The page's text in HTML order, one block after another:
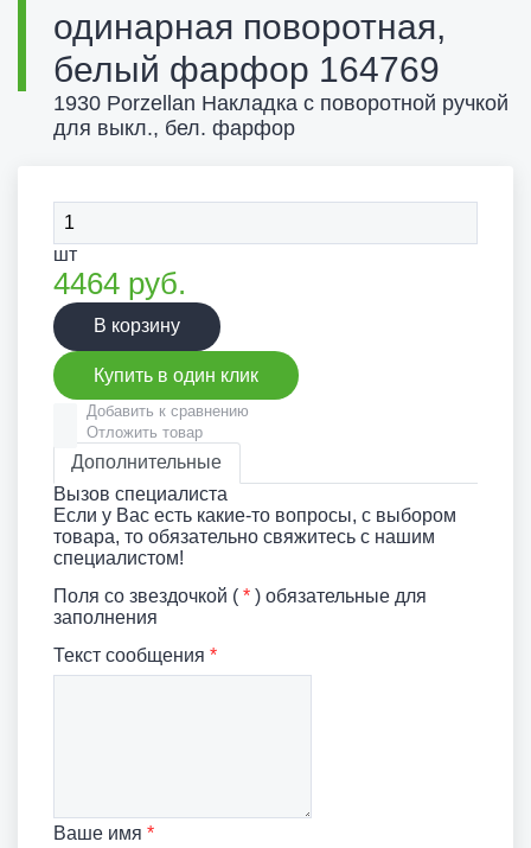
одинарная поворотная,
белый фарфор 164769
1930 Porzellan Накладка с поворотной ручкой
для выкл., бел. фарфор
шт
4464 руб.
В корзину
Купить в один клик
Добавить к сравнению
Отложить товар
Дополнительные
Вызов специалиста
Если у Вас есть какие-то вопросы, с выбором
товара, то обязательно свяжитесь с нашим
специалистом!
Поля со звездочкой ( * ) обязательные для
заполнения
Текст сообщения *
Ваше имя *